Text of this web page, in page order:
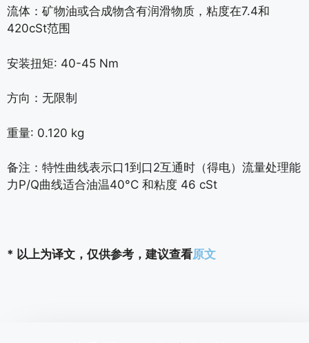
流体：矿物油或合成物含有润滑物质，粘度在7.4和
420cSt范围
安装扭矩: 40-45 Nm
方向：无限制
重量: 0.120 kg
备注：特性曲线表示口1到口2互通时（得电）流量处理能
力P/Q曲线适合油温40°C 和粘度 46 cSt
* 以上为译文，仅供参考，建议查看原文